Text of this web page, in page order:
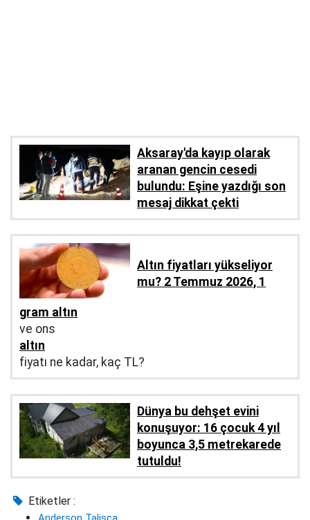
Aksaray'da kayıp olarak
aranan gencin cesedi
bulundu: Eşine yazdığı son
mesaj dikkat çekti
Altın fiyatları yükseliyor
mu? 2 Temmuz 2026, 1
gram altın
ve ons
altın
fiyatı ne kadar, kaç TL?
Dünya bu dehşet evini
konuşuyor: 16 çocuk 4 yıl
boyunca 3,5 metrekarede
tutuldu!
Etiketler :